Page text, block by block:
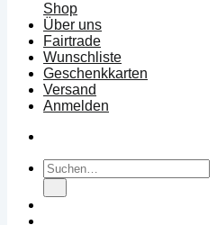
Shop
Über uns
Fairtrade
Wunschliste
Geschenkkarten
Versand
Anmelden
Suchen
nach: